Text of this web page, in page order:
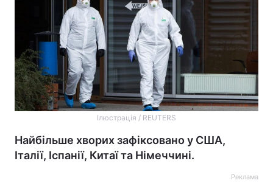
Ілюстрація / REUTERS
Найбільше хворих зафіксовано у США,
Італії, Іспанії, Китаї та Німеччині.
Реклама